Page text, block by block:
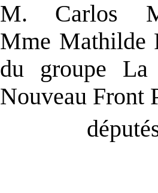
M. Carlos
Mme Mathilde
du groupe La
Nouveau Front